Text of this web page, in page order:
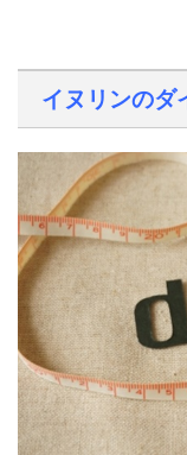
イヌリンのダ